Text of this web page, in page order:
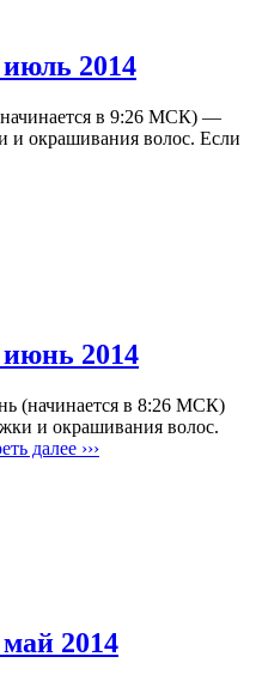
2014
в 9:26 МСК) —
и окрашивания волос. Если
2014
(начинается в 8:26 МСК)
и окрашивания волос.
далее ›››
2014